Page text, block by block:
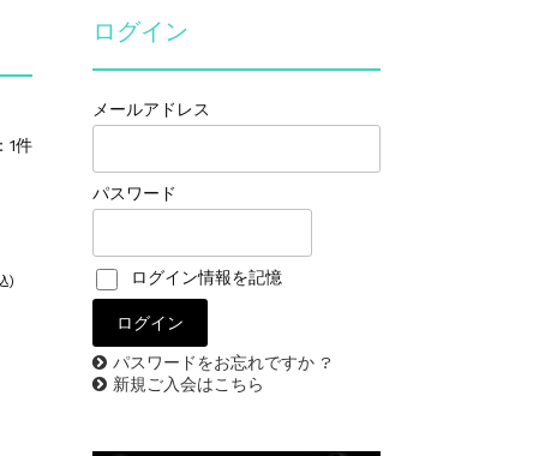
1件
)
ログイン
メールアドレス
パスワード
ログイン情報を記憶
パスワードをお忘れですか ?
新規ご入会はこちら